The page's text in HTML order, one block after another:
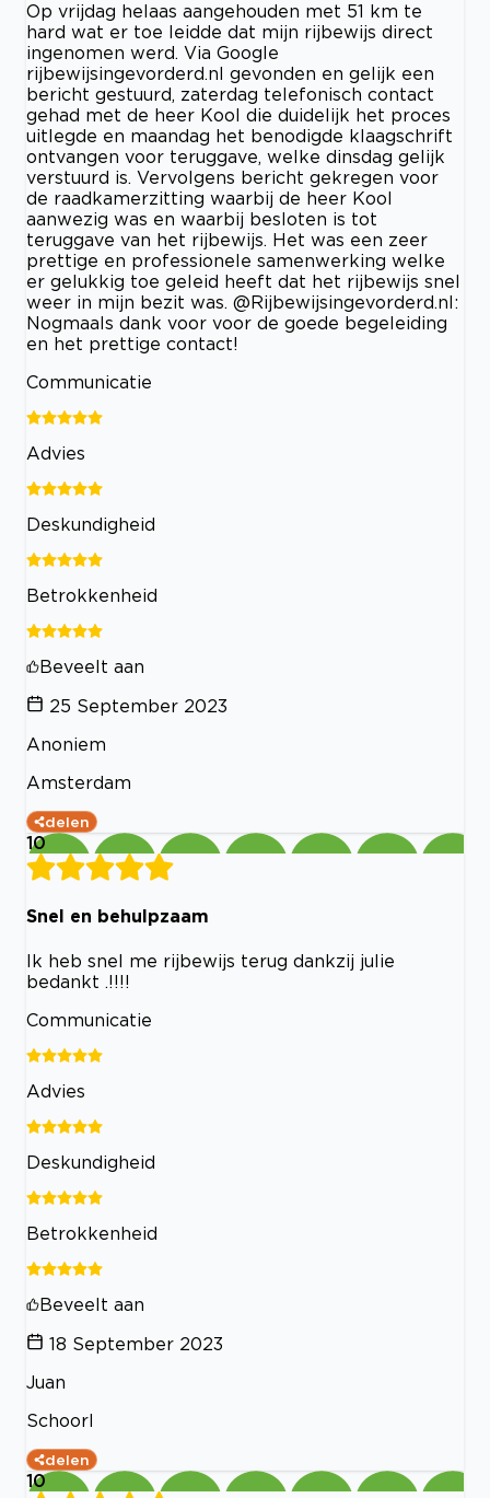
Op vrijdag helaas aangehouden met 51 km te
hard wat er toe leidde dat mijn rijbewijs direct
ingenomen werd. Via Google
rijbewijsingevorderd.nl gevonden en gelijk een
bericht gestuurd, zaterdag telefonisch contact
gehad met de heer Kool die duidelijk het proces
uitlegde en maandag het benodigde klaagschrift
ontvangen voor teruggave, welke dinsdag gelijk
verstuurd is. Vervolgens bericht gekregen voor
de raadkamerzitting waarbij de heer Kool
aanwezig was en waarbij besloten is tot
teruggave van het rijbewijs. Het was een zeer
prettige en professionele samenwerking welke
er gelukkig toe geleid heeft dat het rijbewijs snel
weer in mijn bezit was. @Rijbewijsingevorderd.nl:
Nogmaals dank voor voor de goede begeleiding
en het prettige contact!
Communicatie
Advies
Deskundigheid
Betrokkenheid
Beveelt aan
25 September 2023
Anoniem
Amsterdam
delen
10
Snel en behulpzaam
Ik heb snel me rijbewijs terug dankzij julie
bedankt .!!!!
Communicatie
Advies
Deskundigheid
Betrokkenheid
Beveelt aan
18 September 2023
Juan
Schoorl
delen
10